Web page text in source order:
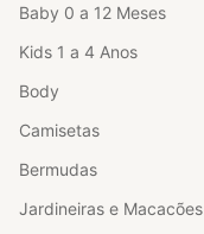
Baby 0 a 12 Meses
Kids 1 a 4 Anos
Body
Camisetas
Bermudas
Jardineiras e Macacões